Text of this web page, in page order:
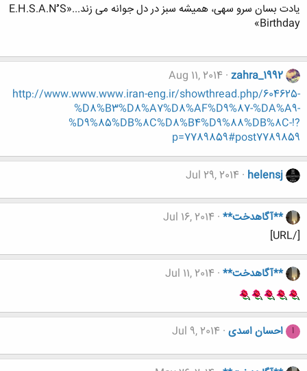
یادت بسان سرو سهی، همیشه سبز در دل جوانه می زند...«E.H.S.A.Nُُُ S
Birthday»
zahra_1992
Aug 11, 2014
http://www.www.www.iran-eng.ir/showthread.php/604625-
%D8%B3%D8%A7%D8%AF%D9%87-%DA%A9-
%D9%85%DB%8C%D8%B4%D9%88%DB%8C-!?
p=7789859#post7789859
helensj
Jul 29, 2014
**آگاهدخت** Jul 16, 2014
[/URL]
**آگاهدخت** Jul 11, 2014
ا احسان اسدی Jul 9, 2014